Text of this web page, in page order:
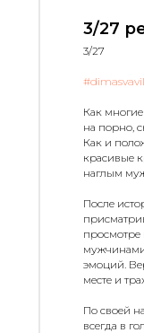
3/27
3/27
Как
на порно,
Как и
красивые
наглым
После
эмоций.
месте и
По своей
всегда в